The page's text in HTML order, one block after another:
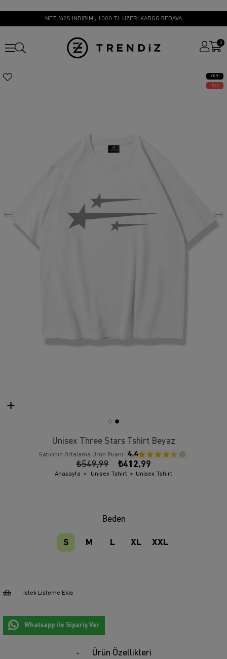
NET %25 İNDİRİM!, 1000 TL ÜZERİ KARGO BEDAVA
0
YENI
ÜRÜN
25
Unisex Three Stars Tshirt Beyaz
Satıcının Ortalama Ürün Puanı: 4.4
₺549,99 ₺412,99
Anasayfa Unisex Tshirt Unisex Tshirt
Beden
S M L XL XXL
İstek Listeme Ekle
Whatsapp ile Sipariş Ver
Ürün Özellikleri